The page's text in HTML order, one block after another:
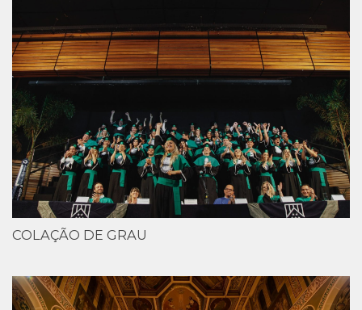
COLAÇÃO DE GRAU